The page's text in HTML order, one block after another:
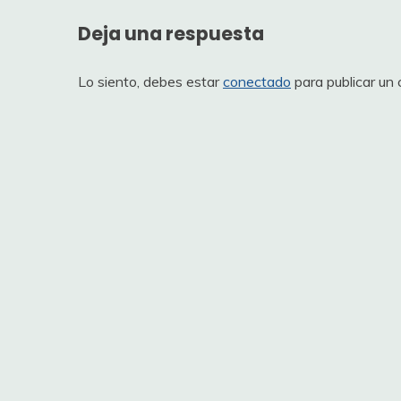
Deja una respuesta
Lo siento, debes estarconectado para publicar un